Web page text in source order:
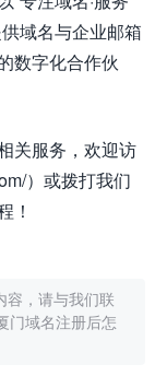
域名与企业邮箱
数字化合作伙
关服务，欢迎访
）或拨打我们
！
容，请与我们联
门域名注册后怎